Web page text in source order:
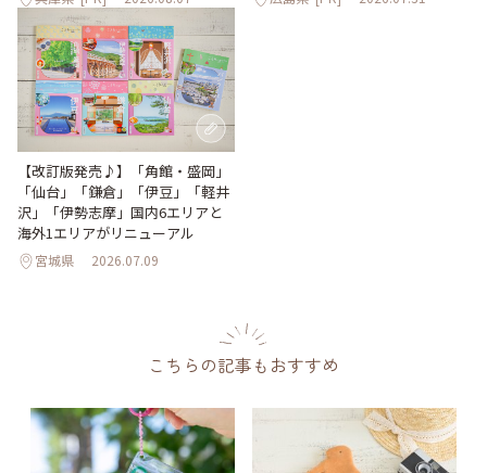
【改訂版発売♪】「角館・盛岡」
「仙台」「鎌倉」「伊豆」「軽井
沢」「伊勢志摩」国内6エリアと
海外1エリアがリニューアル
宮城県 2026.07.09
こちらの記事もおすすめ